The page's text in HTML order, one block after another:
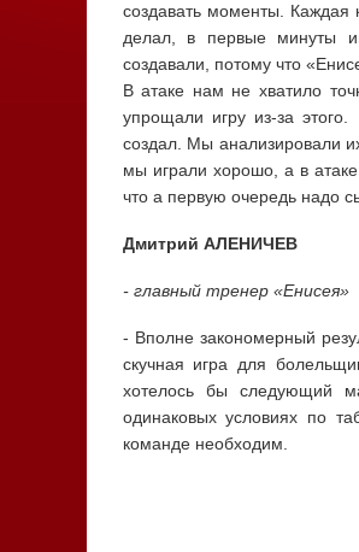
создавать моменты. Каждая
делал, в первые минуты
создавали, потому что
В атаке нам не хватило
упрощали игру из-за
создал. Мы анализировали
мы играли хорошо, а в
что а первую очередь надо
Дмитрий АЛЕНИЧЕВ
- главный тренер «Енисея»
- Вполне закономерный
скучная игра для
хотелось бы следующий
одинаковых условиях по
команде необходим.